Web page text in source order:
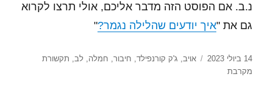
נ.ב. אם הפוסט הזה מדבר אליכם, אולי תרצו לקרוא
גם את "איך יודעים שהלילה נגמר?"
פורסם
בתאריך
14 ביולי 2023 תגיות
אויב, ג'ק קורנפילד, חיבור, חמלה,לב, תקשורת
מקרבת